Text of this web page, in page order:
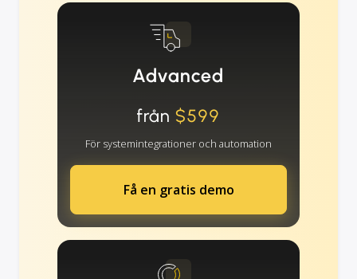
Advanced
från $599
För systemintegrationer och automation
Få en gratis demo